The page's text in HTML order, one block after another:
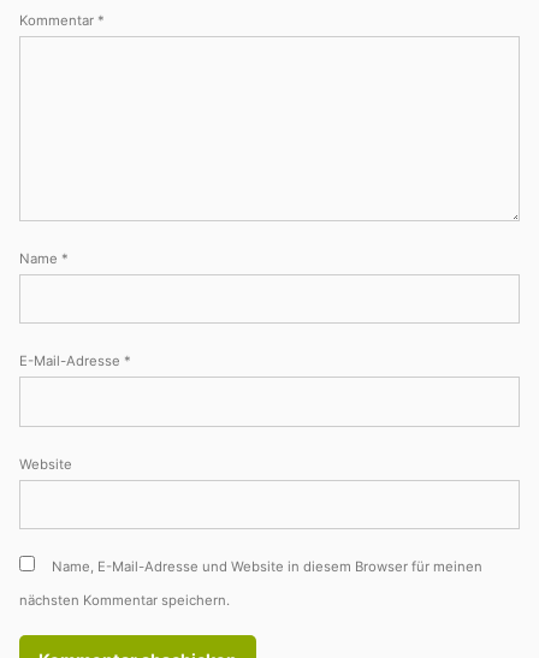
Kommentar *
Name *
E-Mail-Adresse *
Website
Name, E-Mail-Adresse und Website in diesem Browser für meinen
nächsten Kommentar speichern.